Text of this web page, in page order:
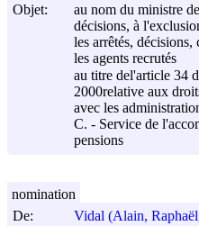
Objet:
au nom du ministre
décisions, à
les arrêtés, décisions,
les agents recrutés
au titre del'article 34
2000relative aux
avec les
C. - Service de
pensions
De:
Vidal (Alain,
nomination